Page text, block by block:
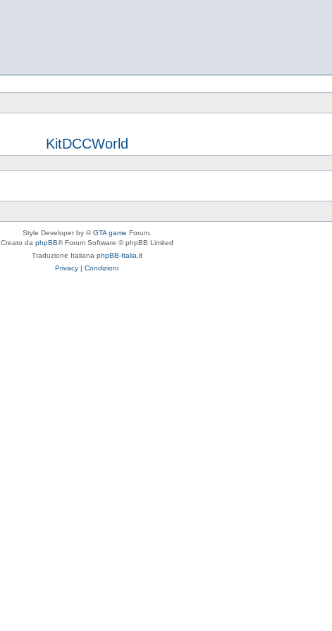
KitDCCWorld
Style Developer by ©GTA game Forum.
Creato da phpBB® Forum Software © phpBB Limited
Traduzione Italiana phpBB-Italia.it
Privacy | Condizioni